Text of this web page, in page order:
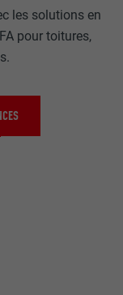
les solutions en
pour toitures,
EXPIRATION
Internet.
MARKETING
Les cookies «
annonceurs
visiteurs à
plateformes